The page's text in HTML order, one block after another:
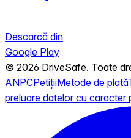
Descarcă din
Google Play
© 2026 DriveSafe. Toate
ANPCPetițiiMetode de plată
preluare datelor cu caracter